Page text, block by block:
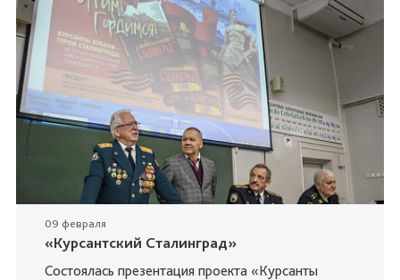
09 февраля
«Курсантский Сталинград»
Состоялась презентация проекта «Курсанты